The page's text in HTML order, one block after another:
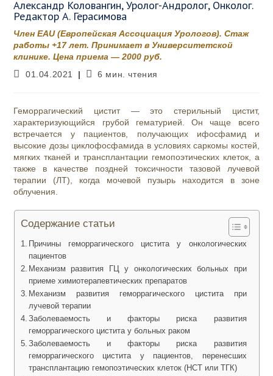
Александр Коловангин, Уролог-Андролог, Онколог.
Редактор А. Герасимова
Член EAU (Европейская Ассоциация Урологов). Стаж
работы +17 лет. Принимает в Университетской
клинике. Цена приема — 2000 руб.
Запись
01.04.2021
Время
6 мин. чтения
Геморрагический цистит — это стерильный цистит,
характеризующийся грубой гематурией. Он чаще всего
встречается у пациентов, получающих ифосфамид и
высокие дозы циклофосфамида в условиях саркомы костей,
мягких тканей и трансплантации гемопоэтических клеток, а
также в качестве поздней токсичности тазовой лучевой
терапии (ЛТ), когда мочевой пузырь находится в зоне
облучения.
Содержание статьи
Причины геморрагического цистита у онкологических
пациентов
Механизм развития ГЦ у онкологических больных при
приеме химиотерапевтических препаратов
Механизм развития геморрагического цистита при
лучевой терапии
Заболеваемость и факторы риска развития
геморрагического цистита у больных раком
Заболеваемость и факторы риска развития
геморрагического цистита у пациентов, перенесших
трансплантацию гемопоэтических клеток (HCT или ТГК)